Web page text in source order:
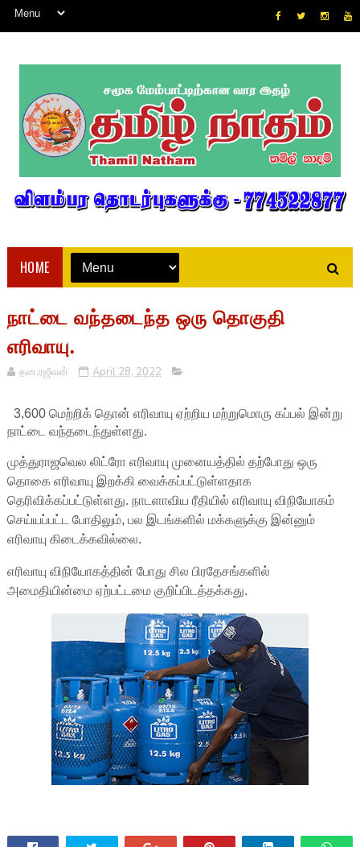
HOME
நாட்டை வந்தடைந்த ஒரு தொகுதி
எரிவாயு.
தன.ரஜீவன் April 28, 2022
3,600 மெற்றிக் தொன் எரிவாயு ஏற்றிய மற்றுமொரு கப்பல் இன்று
நாட்டை வந்தடைந்துள்ளது.
முத்துராஜவெல லிட்ரோ எரிவாயு முனையத்தில் தற்போது ஒரு
தொகை எரிவாயு இறக்கி வைக்கப்பட்டுள்ளதாக
தெரிவிக்கப்பட்டுள்ளது. நாடளாவிய ரீதியில் எரிவாயு விநியோகம்
செய்யப்பட்ட போதிலும், பல இடங்களில் மக்களுக்கு இன்னும்
எரிவாயு கிடைக்கவில்லை.
எரிவாயு விநியோகத்தின் போது சில பிரதேசங்களில்
அமைதியின்மை ஏற்பட்டமை குறிப்பிடத்தக்கது.